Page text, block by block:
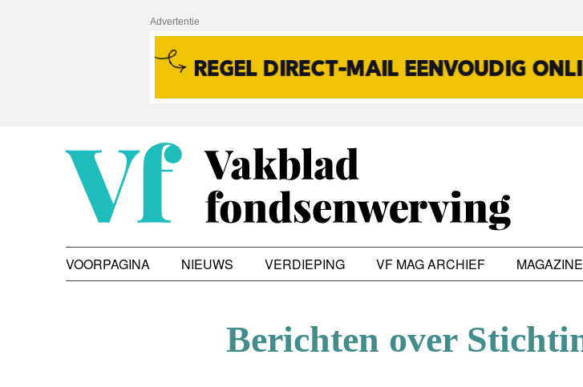
Advertentie
VOORPAGINA NIEUWS VERDIEPING VF MAG ARCHIEF MAGAZINE
Berichten over